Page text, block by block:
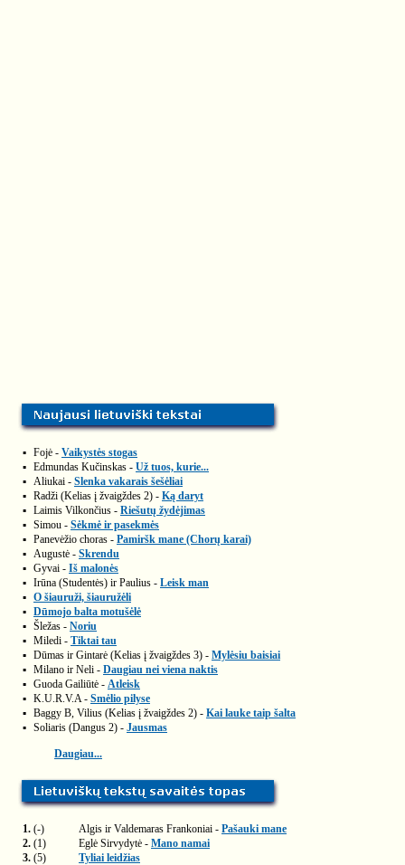
▪ Fojė - Vaikystės stogas
▪ Edmundas Kučinskas - Už tuos, kurie...
▪ Aliukai - Slenka vakarais šešėliai
▪ Radži (Kelias į žvaigždes 2) - Ką daryt
▪ Laimis Vilkončius - Riešutų žydėjimas
▪ Simou - Sėkmė ir pasekmės
▪ Panevėžio choras - Pamiršk mane (Chorų karai)
▪ Augustė - Skrendu
▪ Gyvai - Iš malonės
▪ Irūna (Studentės) ir Paulius - Leisk man
▪ O šiauruži, šiauružėli
▪ Dūmojo balta motušėlė
▪ Šležas - Noriu
▪ Miledi - Tiktai tau
▪ Dūmas ir Gintarė (Kelias į žvaigždes 3) - Mylėsiu baisiai
▪ Milano ir Neli - Daugiau nei viena naktis
▪ Guoda Gailiūtė - Atleisk
▪ K.U.R.V.A - Smėlio pilyse
▪ Baggy B, Vilius (Kelias į žvaigždes 2) - Kai lauke taip šalta
▪ Soliaris (Dangus 2) - Jausmas
Daugiau...
1. (-) Algis ir Valdemaras Frankoniai - Pašauki mane
2. (1) Eglė Sirvydytė - Mano namai
3. (5)
Tyliai leidžias